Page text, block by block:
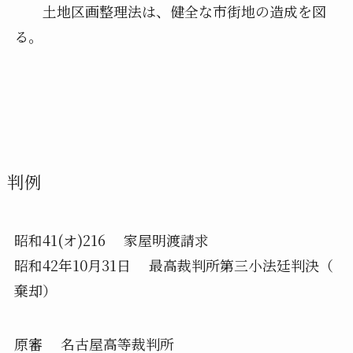
土地区画整理法は、健全な市街地の造成を図
る。
判例
昭和41(オ)216 家屋明渡請求
昭和42年10月31日 最高裁判所第三小法廷判決（
棄却）
原審 名古屋高等裁判所